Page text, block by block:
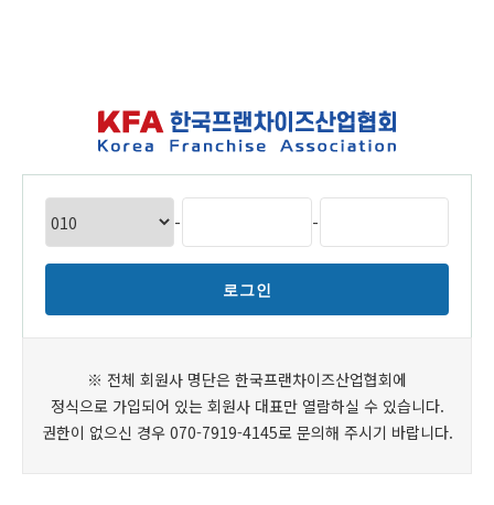
- -
※ 전체 회원사 명단은 한국프랜차이즈산업협회에
정식으로 가입되어 있는 회원사 대표만 열람하실 수 있습니다.
권한이 없으신 경우 070-7919-4145로 문의해 주시기 바랍니다.